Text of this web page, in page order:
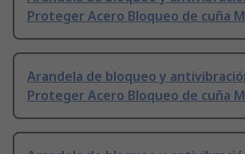
Proteger Acero Bloqueo de cuña
Arandela de bloqueo y
Proteger Acero Bloqueo de cuña